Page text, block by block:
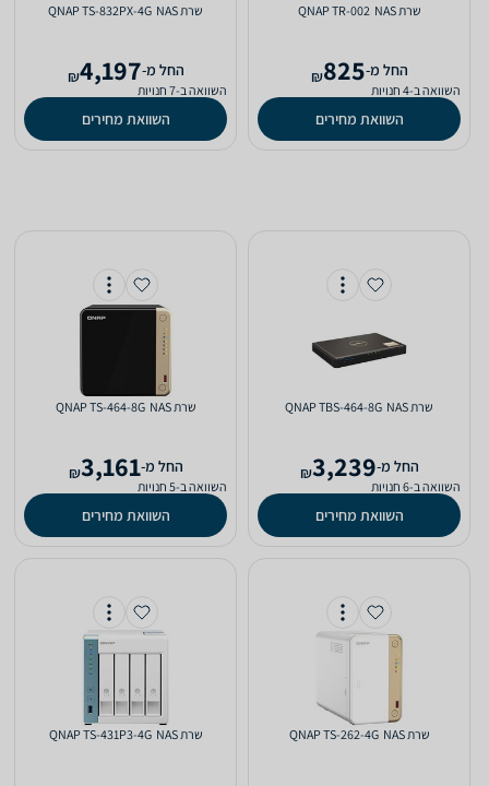
שרת NAS ‏ QNAP TR-002
‫החל מ-825
₪
השוואה ב-4 חנויות
השוואת מחירים
שרת NAS ‏ QNAP TS-832PX-4G
‫החל מ-4,197
₪
השוואה ב-7 חנויות
השוואת מחירים
שרת NAS ‏ QNAP TBS-464-8G
‫החל מ-3,239
₪
השוואה ב-6 חנויות
השוואת מחירים
שרת NAS ‏ QNAP TS-464-8G
‫החל מ-3,161
₪
השוואה ב-5 חנויות
השוואת מחירים
שרת NAS ‏ QNAP TS-262-4G שרת NAS ‏ QNAP TS-431P3-4G